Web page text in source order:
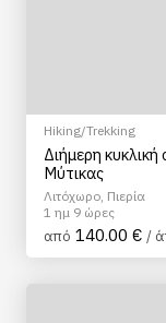
Hiking/Trekking
Διήμερη
Μύτικας
Λιτόχωρο, Πιερία
1 ημ 9 ώρες
από 140.00 € /